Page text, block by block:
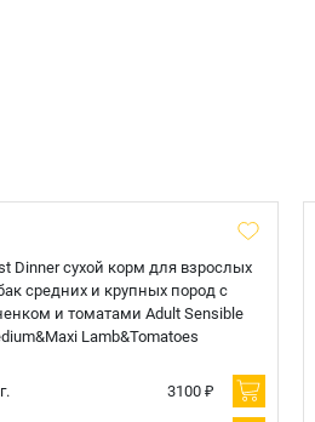
Dinner сухой корм для взрослых
средних и крупных пород с
и томатами Adult Sensible
Lamb&Tomatoes
3100 ₽